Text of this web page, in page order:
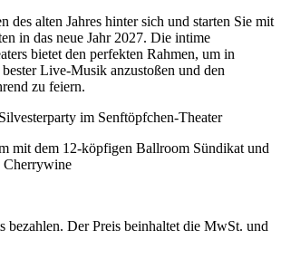
des alten Jahres hinter sich und starten Sie mit
in das neue Jahr 2027. Die intime
bietet den perfekten Rahmen, um in
Live-Musik anzustoßen und den
zu feiern.
im Senftöpfchen-Theater
mit dem 12-köpfigen Ballroom Sündikat und
Cherrywine
bezahlen. Der Preis beinhaltet die MwSt. und